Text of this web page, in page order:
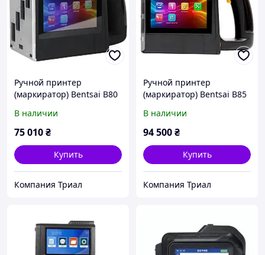
Ручной принтер
(маркиратор) Bentsai B80
(H=100 mm)
В наличии
75 010₴
Купить
Компания Триал
Ручной принтер
(маркиратор) Bentsai B85
бумаге (H=100 mm)
В наличии
94 500₴
Купить
Компания Триал